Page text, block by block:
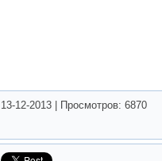
13-12-2013 Просмотров: 6870